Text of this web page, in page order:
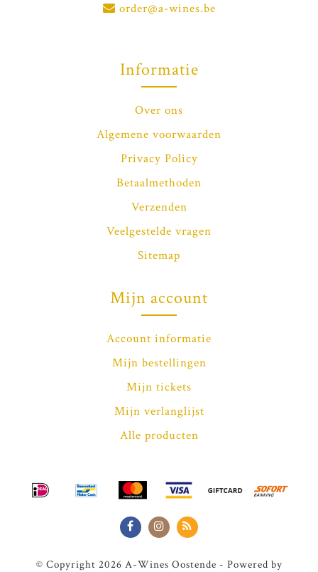
order@a-wines.be
Informatie
Over ons
Algemene voorwaarden
Privacy Policy
Betaalmethoden
Verzenden
Veelgestelde vragen
Sitemap
Mijn account
Account informatie
Mijn bestellingen
Mijn tickets
Mijn verlanglijst
Alle producten
© Copyright 2026 A-Wines Oostende - Powered by